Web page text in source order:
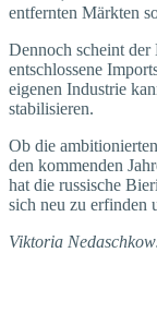
entfernten Märkten
Dennoch scheint
entschlossene
eigenen Industrie
stabilisieren.
Ob die
den kommenden
hat die russische
sich neu zu erfinden
Viktoria